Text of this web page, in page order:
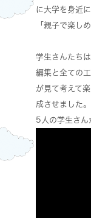
に大学を身近
「親子で楽し
学生さんたち
編集と全ての
が見て考えて
成させました。
5人の学生さん